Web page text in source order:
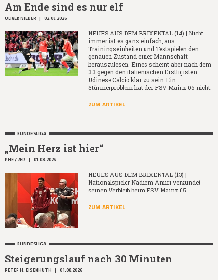
Am Ende sind es nur elf
OLIVER NIEDER | 02.08.2026
NEUES AUS DEM BRIXENTAL (14) | Nicht
immer ist es ganz einfach, aus
Trainingseinheiten und Testspielen den
genauen Zustand einer Mannschaft
herauszulesen. Eines scheint aber nach dem
3:3 gegen den italienischen Erstligisten
Udinese Calcio klar zu sein: Ein
Stürmerproblem hat der FSV Mainz 05 nicht.
ZUM ARTIKEL
BUNDESLIGA
„Mein Herz ist hier“
PHE / VER | 01.08.2026
NEUES AUS DEM BRIXENTAL (13) |
Nationalspieler Nadiem Amiri verkündet
seinen Verbleib beim FSV Mainz 05.
ZUM ARTIKEL
BUNDESLIGA
Steigerungslauf nach 30 Minuten
PETER H. EISENHUTH | 01.08.2026